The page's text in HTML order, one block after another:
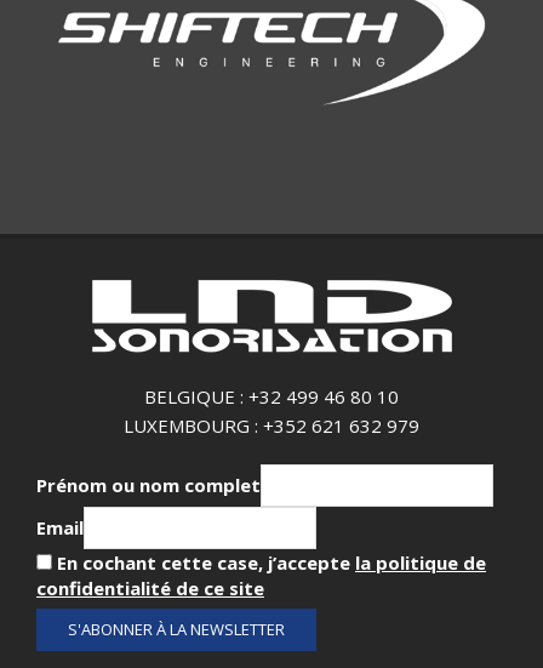
BELGIQUE : +32 499 46 80 10
LUXEMBOURG : +352 621 632 979
Prénom ou nom complet
Email
En cochant cette case, j’accepte la politique de
confidentialité de ce site